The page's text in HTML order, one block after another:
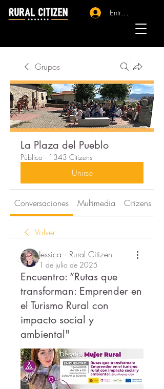
Entrar - Registro
Grupos
La Plaza del Pueblo
Público · 1343 Citizens
Unirse
Conversaciones Multimedia Citizens
Volver
Jessica · Rural Citizen
1 de julio de 2025
Encuentro: “Rutas que
transforman: Emprender en
el Turismo Rural con
impacto social y
ambiental"